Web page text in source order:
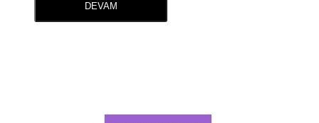
DEVAM